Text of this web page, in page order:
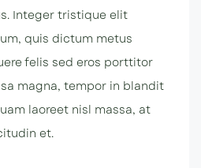
Integer tristique elit
quis dictum metus
felis sed eros porttitor
magna, tempor in blandit
laoreet nisl massa, at
et.